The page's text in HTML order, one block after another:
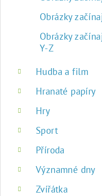
Obrázky
Obrázky
Y-Z
Hudba a film
Hranaté papíry
Hry
Sport
Příroda
Významné dny
Zvířátka